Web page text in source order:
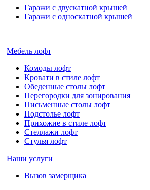
Гаражи с двускатной крышей
Гаражи с односкатной крышей
Мебель лофт
Комоды лофт
Кровати в стиле лофт
Обеденные столы лофт
Перегородки для зонирования
Письменные столы лофт
Подстолье лофт
Прихожие в стиле лофт
Стеллажи лофт
Стулья лофт
Наши услуги
Вызов замерщика